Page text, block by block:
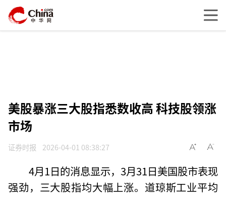
美股暴涨三大股指悉数收高 科技股领涨
市场
证券时报 2026-04-01 08:38:27
4月1日的消息显示，3月31日美国股市表现
强劲，三大股指均大幅上涨。道琼斯工业平均